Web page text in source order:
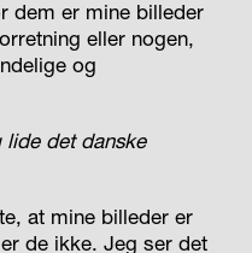
dem er mine billeder
eller nogen,
og
lide det danske
at mine billeder er
de ikke. Jeg ser det